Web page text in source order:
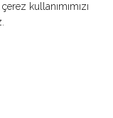
kullanımımızı